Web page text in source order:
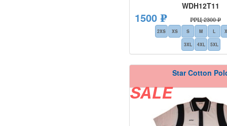
WDH12T11
1500 ₽ РРЦ 2300 ₽
2XS XS S M L
3XL
4XL 5XL
Star Cotton
SALE